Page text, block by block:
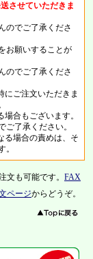
させていただきま
のでご了承くださ
お願いすることが
のでご了承くださ
ご注文いただきま
合もございます。
了承ください。
る場合の責めは、そ
。
も可能です。 FAX
ページからどうぞ。